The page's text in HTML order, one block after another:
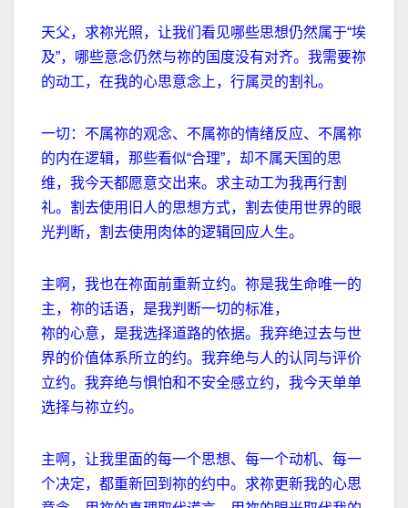
天父，求祢光照，让我们看见哪些思想仍然属于“埃
及”，哪些意念仍然与祢的国度没有对齐。我需要祢
的动工，在我的心思意念上，行属灵的割礼。
一切：不属祢的观念、不属祢的情绪反应、不属祢
的内在逻辑，那些看似“合理”，却不属天国的思
维，我今天都愿意交出来。求主动工为我再行割
礼。割去使用旧人的思想方式，割去使用世界的眼
光判断，割去使用肉体的逻辑回应人生。
主啊，我也在祢面前重新立约。祢是我生命唯一的
主，祢的话语，是我判断一切的标准，
祢的心意，是我选择道路的依据。我弃绝过去与世
界的价值体系所立的约。我弃绝与人的认同与评价
立约。我弃绝与惧怕和不安全感立约，我今天单单
选择与祢立约。
主啊，让我里面的每一个思想、每一个动机、每一
个决定，都重新回到祢的约中。求祢更新我的心思